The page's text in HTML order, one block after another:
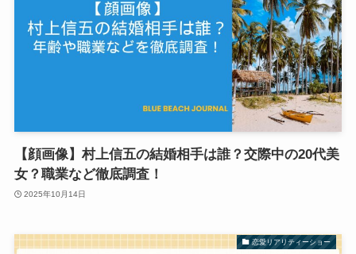
【顔画像】村上信五の結婚相手は誰？交際中の20代美
女？職業など徹底調査！
2025年10月14日
恋愛リアリティーショー